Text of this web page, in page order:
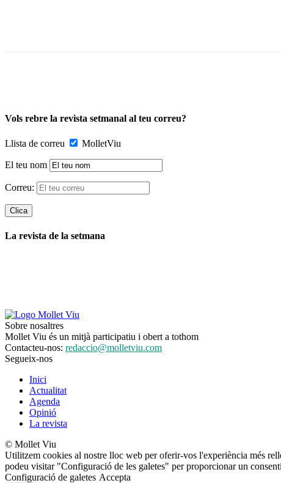
Vols rebre la revista setmanal al teu correu?
Llista de correu MolletViu
El teu nom
Correu:
La revista de la setmana
Sobre nosaltres
Mollet Viu és un mitjà participatiu i obert a tothom
Contacteu-nos: redaccio@molletviu.com
Segueix-nos
Inici
Actualitat
Agenda
Opinió
La revista
© Mollet Viu
Utilitzem cookies al nostre lloc web per oferir-vos l'experiència més
podeu visitar "Configuració de les galetes" per proporcionar un
Configuració de galetes Accepta